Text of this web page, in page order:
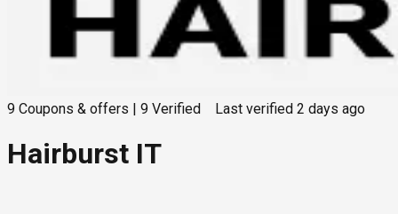
9 Coupons & offers 9 Verified Last verified 2 days ago
Hairburst IT